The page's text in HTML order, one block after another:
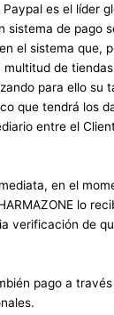
es el líder
sistema de pago
el sistema que,
de
para ello su
que tendrá los
entre el
en el
lo
verificación de
pago a